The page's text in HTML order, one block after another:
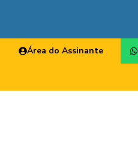
Área do Assinante